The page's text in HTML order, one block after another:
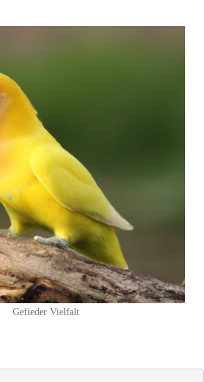
Gefieder Vielfalt